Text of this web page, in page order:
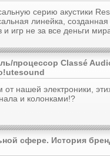
серию акустики
линейка,
игр не за все деньги
процессор Classé
нашей электроники,
и колонками!?
сфере. История